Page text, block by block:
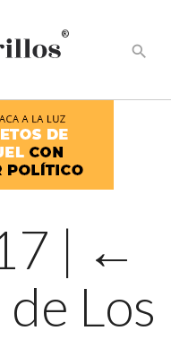
®
search
| ←
Los